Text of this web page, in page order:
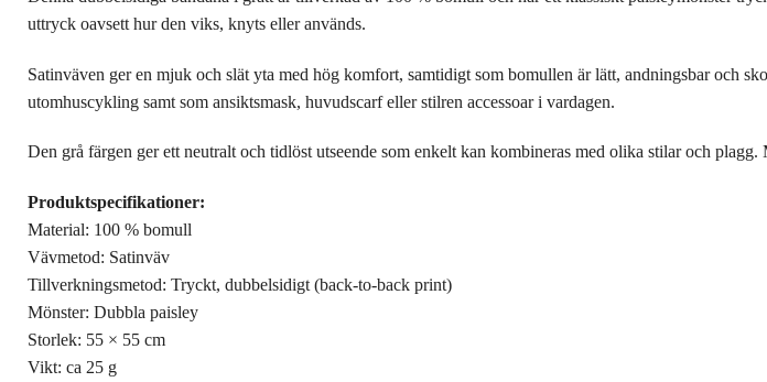
uttryck oavsett hur den viks, knyts eller används.
Satinväven ger en mjuk och slät yta med hög komfort, samtidigt som bomullen är lätt, andningsbar och
utomhuscykling samt som ansiktsmask, huvudscarf eller stilren accessoar i vardagen.
Den grå färgen ger ett neutralt och tidlöst utseende som enkelt kan kombineras med olika stilar och
Produktspecifikationer:
Material: 100 % bomull
Vävmetod: Satinväv
Tillverkningsmetod: Tryckt, dubbelsidigt (back-to-back print)
Mönster: Dubbla paisley
Storlek: 55 × 55 cm
Vikt: ca 25 g